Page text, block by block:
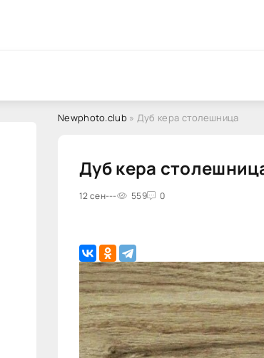
Newphoto.club» Дуб кера столешница
Дуб кера
12 сен--- 559 0